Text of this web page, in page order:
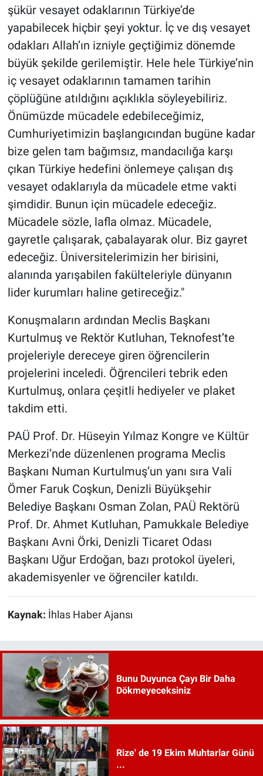
şükür vesayet odaklarının Türkiye’de
yapabilecek hiçbir şeyi yoktur. İç ve dış vesayet
odakları Allah’ın izniyle geçtiğimiz dönemde
büyük şekilde gerilemiştir. Hele hele Türkiye’nin
iç vesayet odaklarının tamamen tarihin
çöplüğüne atıldığını açıklıkla söyleyebiliriz.
Önümüzde mücadele edebileceğimiz,
Cumhuriyetimizin başlangıcından bugüne kadar
bize gelen tam bağımsız, mandacılığa karşı
çıkan Türkiye hedefini önlemeye çalışan dış
vesayet odaklarıyla da mücadele etme vakti
şimdidir. Bunun için mücadele edeceğiz.
Mücadele sözle, lafla olmaz. Mücadele,
gayretle çalışarak, çabalayarak olur. Biz gayret
edeceğiz. Üniversitelerimizin her birisini,
alanında yarışabilen fakülteleriyle dünyanın
lider kurumları haline getireceğiz."
Konuşmaların ardından Meclis Başkanı
Kurtulmuş ve Rektör Kutluhan, Teknofest’te
projeleriyle dereceye giren öğrencilerin
projelerini inceledi. Öğrencileri tebrik eden
Kurtulmuş, onlara çeşitli hediyeler ve plaket
takdim etti.
PAÜ Prof. Dr. Hüseyin Yılmaz Kongre ve Kültür
Merkezi’nde düzenlenen programa Meclis
Başkanı Numan Kurtulmuş’un yanı sıra Vali
Ömer Faruk Coşkun, Denizli Büyükşehir
Belediye Başkanı Osman Zolan, PAÜ Rektörü
Prof. Dr. Ahmet Kutluhan, Pamukkale Belediye
Başkanı Avni Örki, Denizli Ticaret Odası
Başkanı Uğur Erdoğan, bazı protokol üyeleri,
akademisyenler ve öğrenciler katıldı.
Kaynak: İhlas Haber Ajansı
Bunu Duyunca Çayı Bir Daha
Dökmeyeceksiniz
Rize' de 19 Ekim Muhtarlar Günü
...